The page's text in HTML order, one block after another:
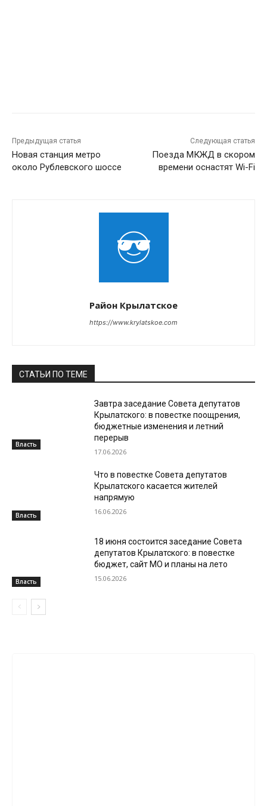
Предыдущая статья
Новая станция метро
около Рублевского шоссе
Следующая статья
Поезда МКЖД в скором
времени оснастят Wi-Fi
Район Крылатское
https://www.krylatskoe.com
СТАТЬИ ПО ТЕМЕ
Власть
Завтра заседание Совета депутатов
Крылатского: в повестке поощрения,
бюджетные изменения и летний
перерыв
17.06.2026
Власть
Что в повестке Совета депутатов
Крылатского касается жителей
напрямую
16.06.2026
Власть
18 июня состоится заседание Совета
депутатов Крылатского: в повестке
бюджет, сайт МО и планы на лето
15.06.2026